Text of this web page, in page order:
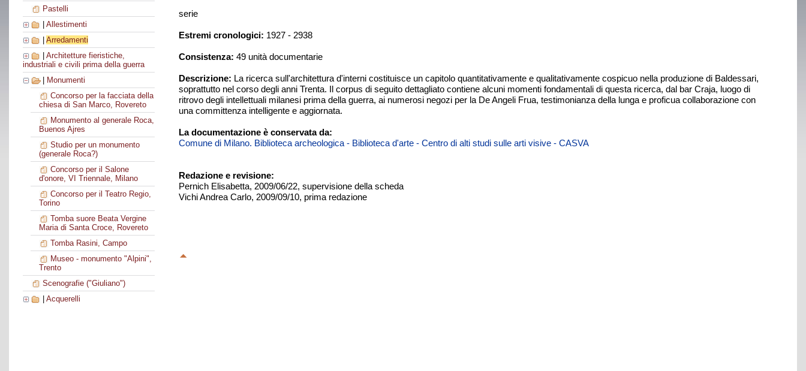
Pastelli
Allestimenti
Arredamenti
Architetture fieristiche,
industriali e civili prima della guerra
Monumenti
Concorso per la facciata della
chiesa di San Marco, Rovereto
Monumento al generale Roca,
Buenos Ajres
Studio per un monumento
(generale Roca?)
Concorso per il Salone
d'onore, VI Triennale, Milano
Concorso per il Teatro Regio,
Torino
Tomba suore Beata Vergine
Maria di Santa Croce, Rovereto
Tomba Rasini, Campo
Museo - monumento "Alpini",
Trento
Scenografie ("Giuliano")
Acquerelli
serie
Estremi cronologici: 1927 - 2938
Consistenza: 49 unità documentarie
Descrizione: La ricerca sull'architettura d'interni costituisce un capitolo quantitativamente e qualitativamente cospicuo nella produzione di Baldessari,
soprattutto nel corso degli anni Trenta. Il corpus di seguito dettagliato contiene alcuni momenti fondamentali di questa ricerca, dal bar Craja, luogo di
ritrovo degli intellettuali milanesi prima della guerra, ai numerosi negozi per la De Angeli Frua, testimonianza della lunga e proficua collaborazione con
una committenza intelligente e aggiornata.
La documentazione è conservata da:
Comune di Milano. Biblioteca archeologica - Biblioteca d'arte - Centro di alti studi sulle arti visive - CASVA
Redazione e revisione:
Pernich Elisabetta, 2009/06/22, supervisione della scheda
Vichi Andrea Carlo, 2009/09/10, prima redazione